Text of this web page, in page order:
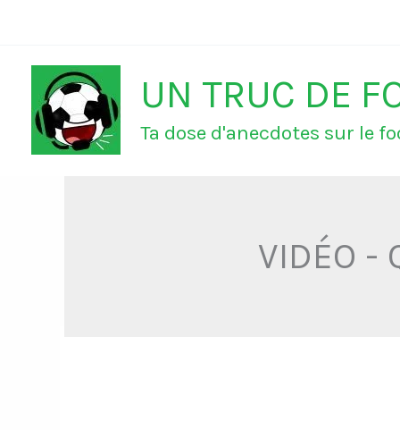
contenu
UN TRUC DE
Ta dose d'anecdotes sur le
VIDÉO -